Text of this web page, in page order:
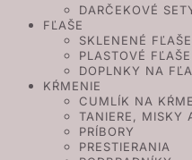
DARČEKOVÉ
FĽAŠE
SKLENENÉ FĽAŠE
PLASTOVÉ FĽAŠE
DOPLNKY NA
KŔMENIE
CUMLÍK NA
TANIERE, MISKY
PRÍBORY
PRESTIERANIA